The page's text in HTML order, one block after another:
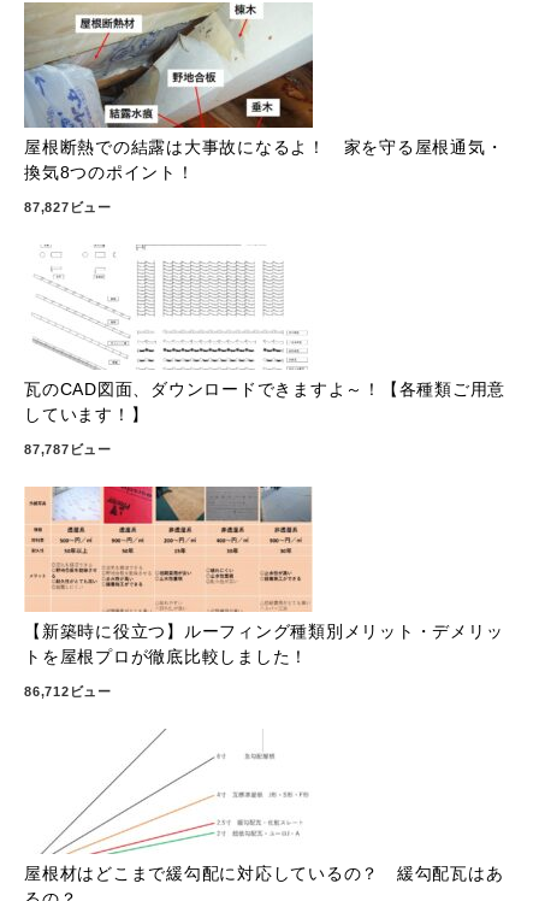
屋根断熱での結露は大事故になるよ！ 家を守る屋根通気・
換気8つのポイント！
87,827ビュー
瓦のCAD図面、ダウンロードできますよ～！【各種類ご用意
しています！】
87,787ビュー
【新築時に役立つ】ルーフィング種類別メリット・デメリッ
トを屋根プロが徹底比較しました！
86,712ビュー
屋根材はどこまで緩勾配に対応しているの？ 緩勾配瓦はあ